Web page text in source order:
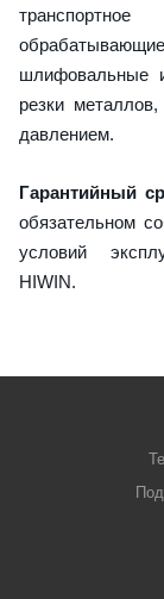
шлифовальные
резки
давлением.
Гарантийный
обязательном
условий
HIWIN.